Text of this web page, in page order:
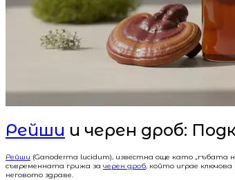
Рейши и черен дроб:
Рейши (Ganoderma lucidum), известна още като
съвременната грижа за черен дроб, който играе
неговото здраве.